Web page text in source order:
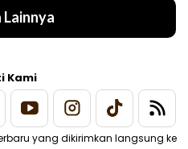
Kami
yang dikirimkan langsung ke